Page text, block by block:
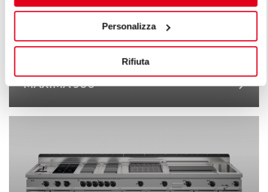
Personalizza
Rifiuta
MAXIMA 900